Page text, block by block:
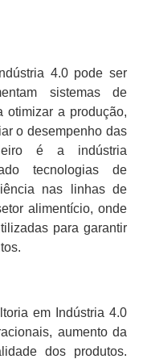
4.0 pode ser
sistemas de
otimizar a produção,
o desempenho das
é a indústria
tecnologias de
nas linhas de
alimentício, onde
para garantir
em Indústria 4.0
aumento da
dos produtos.